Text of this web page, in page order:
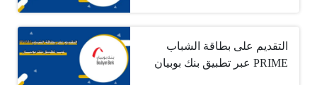
التقديم على بطاقة الشباب
PRIME عبر تطبيق بنك بوبيان